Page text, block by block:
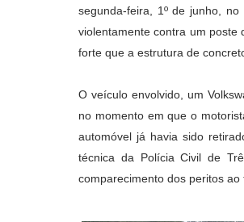
segunda-feira, 1º de junho,
violentamente contra um poste
forte que a estrutura de
O veículo envolvido, um
no momento em que o
automóvel já havia sido
técnica da Polícia Civil de
comparecimento dos peritos ao